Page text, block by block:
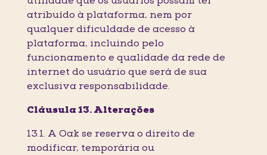
atribuído à plataforma, nem por
qualquer dificuldade de acesso à
plataforma, incluindo pelo
funcionamento e qualidade da rede de
internet do usuário que será de sua
exclusiva responsabilidade.
Cláusula 13. Alterações
13.1. A Oak se reserva o direito de
modificar, temporária ou